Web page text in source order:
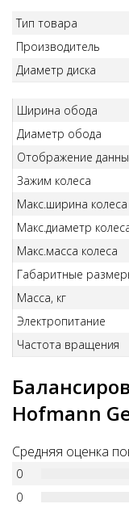
Тип товара
Производитель
Диаметр диска
Ширина обода
Диаметр обода
Отображение
Зажим колеса
Макс.ширина колеса
Макс.диаметр
Макс.масса колеса
Габаритные
Масса, кг
Электропитание
Частота вращения
Hofmann
Средняя оценка
0
0